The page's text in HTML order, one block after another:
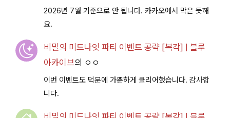
2026년 7월 기준으로 안 됩니다. 카카오에서 막은 듯해
요.
비밀의 미드나잇 파티 이벤트 공략 [복각] | 블루
아카이브의 ㅇㅇ
이번 이벤트도 덕분에 가뿐하게 클리어했습니다. 감사합
니다.